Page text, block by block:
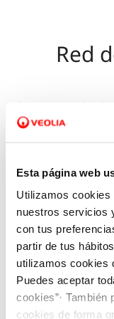
Esta página web
Utilizamos
nuestros servicios
con tus
partir de tus
utilizamos cookies
Puedes aceptar
cookies”·
cookies de forma
Red
El agua residual
alcantarillado
Este sistema
residuales y
transporte
depuradoras.
necesarias para
plantas de